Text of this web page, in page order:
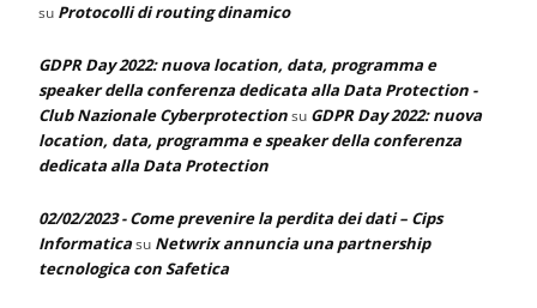
su Protocolli di routing dinamico
GDPR Day 2022: nuova location, data, programma e
speaker della conferenza dedicata alla Data Protection -
Club Nazionale Cyberprotectionsu GDPR Day 2022: nuova
location, data, programma e speaker della conferenza
dedicata alla Data Protection
02/02/2023 - Come prevenire la perdita dei dati – Cips
Informaticasu Netwrix annuncia una partnership
tecnologica con Safetica